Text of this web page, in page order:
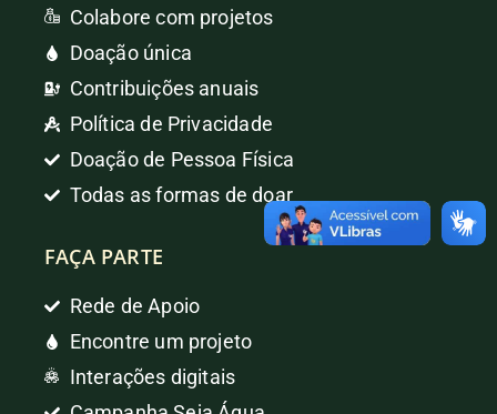
Colabore com projetos
Doação única
Contribuições anuais
Política de Privacidade
Doação de Pessoa Física
Todas as formas de doar
FAÇA PARTE
Rede de Apoio
Encontre um projeto
Interações digitais